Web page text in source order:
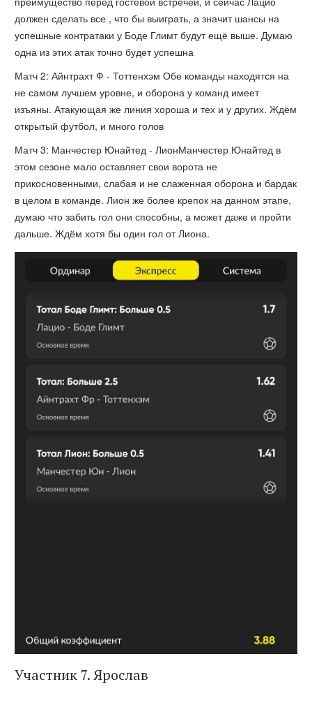
должен сделать все , что бы выиграть, а значит шансы на
успешные контратаки у Боде Глимт будут ещё выше. Думаю
одна из этих атак точно будет успешна
Матч 2: Айнтрахт Ф - Тоттенхэм Обе команды находятся на
не самом лучшем уровне, и оборона у команд имеет
изъяны. Атакующая же линия хороша и тех и у других. Ждём
открытый футбол, и много голов
Матч 3: Манчестер Юнайтед - ЛионМанчестер Юнайтед в
этом сезоне мало оставляет свои ворота не
прикосновенными, слабая и не слаженная оборона и бардак
в целом в команде. Лион же более крепок на данном этапе,
думаю что забить гол они способны, а может даже и пройти
дальше. Ждём хотя бы один гол от Лиона.
Участник 7. Ярослав